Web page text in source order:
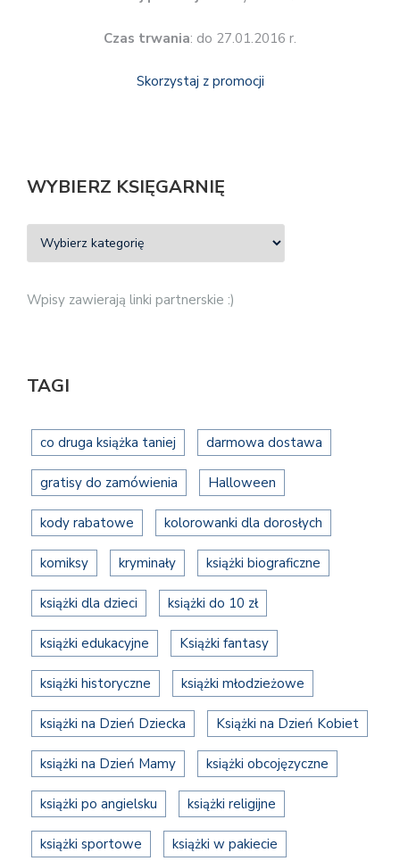
Czas trwania: do 27.01.2016 r.
Skorzystaj z promocji
WYBIERZ KSIĘGARNIĘ
Wpisy zawierają linki partnerskie :)
TAGI
co druga książka taniej darmowa dostawa
gratisy do zamówienia Halloween
kody rabatowe kolorowanki dla dorosłych
komiksy kryminały książki biograficzne
książki dla dzieci książki do 10 zł
książki edukacyjne Książki fantasy
książki historyczne książki młodzieżowe
książki na Dzień Dziecka Książki na Dzień Kobiet
książki na Dzień Mamy książki obcojęzyczne
książki po angielsku książki religijne
książki sportowe książki w pakiecie